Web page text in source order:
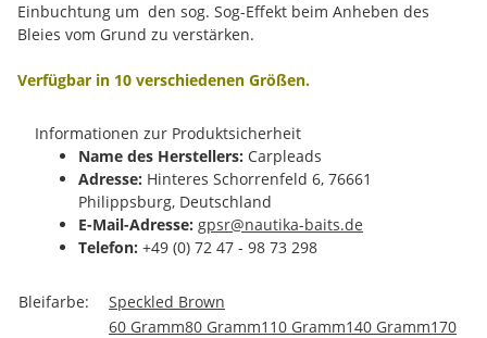
Einbuchtung um den sog. Sog-Effekt beim Anheben des
Bleies vom Grund zu verstärken.
Verfügbar in 10 verschiedenen Größen.
Informationen zur Produktsicherheit
Name des Herstellers: Carpleads
Adresse: Hinteres Schorrenfeld 6, 76661
Philippsburg, Deutschland
E-Mail-Adresse: gpsr@nautika-baits.de
Telefon: +49 (0) 72 47 - 98 73 298
Produkteigenschaft
Wert
Bleifarbe: Speckled Brown
60 Gramm80 Gramm110 Gramm140 Gramm170